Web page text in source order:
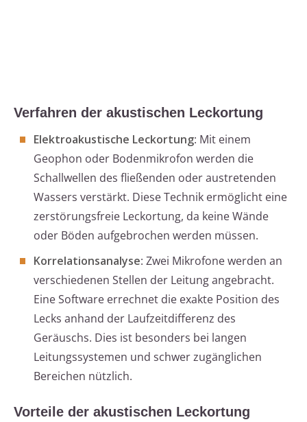
Verfahren der akustischen Leckortung
Elektroakustische Leckortung: Mit einem
Geophon oder Bodenmikrofon werden die
Schallwellen des fließenden oder austretenden
Wassers verstärkt. Diese Technik ermöglicht eine
zerstörungsfreie Leckortung, da keine Wände
oder Böden aufgebrochen werden müssen.
Korrelationsanalyse: Zwei Mikrofone werden an
verschiedenen Stellen der Leitung angebracht.
Eine Software errechnet die exakte Position des
Lecks anhand der Laufzeitdifferenz des
Geräuschs. Dies ist besonders bei langen
Leitungssystemen und schwer zugänglichen
Bereichen nützlich.
Vorteile der akustischen Leckortung